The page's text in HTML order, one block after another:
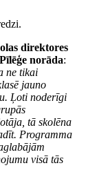
direktores
norāda:
ne tikai
jauno
Ļoti noderīgi
tā skolēna
Programma
visā tās